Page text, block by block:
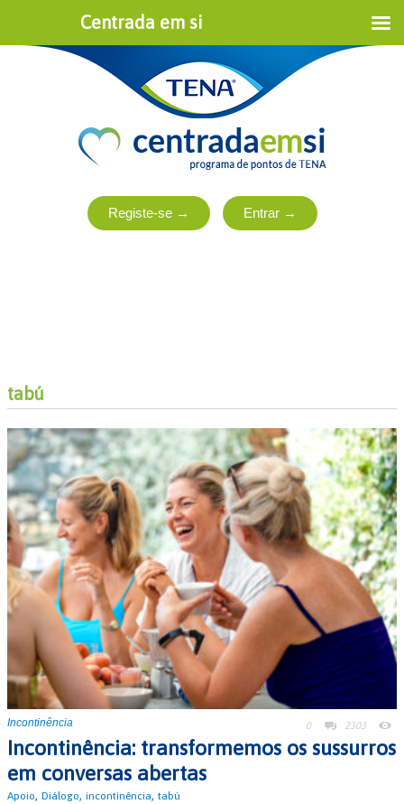
tabú
Incontinência 0 2303
Incontinência: transformemos os sussurros
em conversas abertas
Apoio, Diálogo, incontinência, tabú
Centrada em si